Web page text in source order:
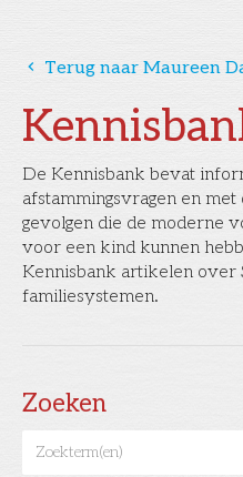
De Kennisbank bevat
afstammingsvragen en
gevolgen die de moderne
voor een kind kunnen
Kennisbank artikelen over
familiesystemen.
Zoeken
󰅁 Terug naar Maureen